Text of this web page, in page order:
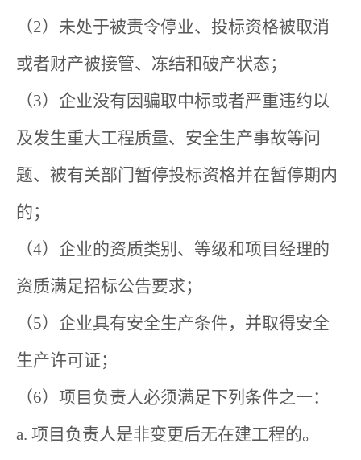
（2）未处于被责令停业、投标资格被取消
或者财产被接管、冻结和破产状态；
（3）企业没有因骗取中标或者严重违约以
及发生重大工程质量、安全生产事故等问
题、被有关部门暂停投标资格并在暂停期内
的；
（4）企业的资质类别、等级和项目经理的
资质满足招标公告要求；
（5）企业具有安全生产条件，并取得安全
生产许可证；
（6）项目负责人必须满足下列条件之一：
a. 项目负责人是非变更后无在建工程的。